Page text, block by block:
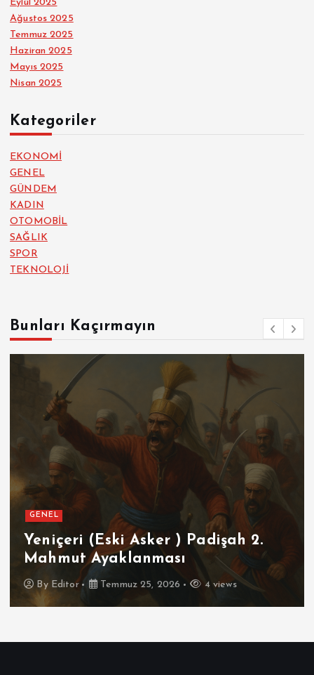
Eylül 2025
Ağustos 2025
Temmuz 2025
Haziran 2025
Mayıs 2025
Nisan 2025
Kategoriler
EKONOMİ
GENEL
GÜNDEM
KADIN
OTOMOBİL
SAĞLIK
SPOR
TEKNOLOJİ
Bunları Kaçırmayın
GENEL
Yeniçeri (Eski Asker ) Padişah 2.
Mahmut Ayaklanması
By Editor Temmuz 25, 2026 4 views